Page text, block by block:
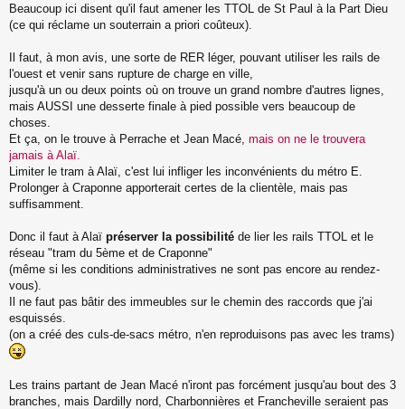
Beaucoup ici disent qu'il faut amener les TTOL de St Paul à la Part Dieu
(ce qui réclame un souterrain a priori coûteux).
Il faut, à mon avis, une sorte de RER léger, pouvant utiliser les rails de
l'ouest et venir sans rupture de charge en ville,
jusqu'à un ou deux points où on trouve un grand nombre d'autres lignes,
mais AUSSI une desserte finale à pied possible vers beaucoup de
choses.
Et ça, on le trouve à Perrache et Jean Macé, mais on ne le trouvera
jamais à Alaï.
Limiter le tram à Alaï, c'est lui infliger les inconvénients du métro E.
Prolonger à Craponne apporterait certes de la clientèle, mais pas
suffisamment.
Donc il faut à Alaï préserver la possibilité de lier les rails TTOL et le
réseau "tram du 5ème et de Craponne"
(même si les conditions administratives ne sont pas encore au rendez-
vous).
Il ne faut pas bâtir des immeubles sur le chemin des raccords que j'ai
esquissés.
(on a créé des culs-de-sacs métro, n'en reproduisons pas avec les trams)
Les trains partant de Jean Macé n'iront pas forcément jusqu'au bout des 3
branches, mais Dardilly nord, Charbonnières et Francheville seraient pas